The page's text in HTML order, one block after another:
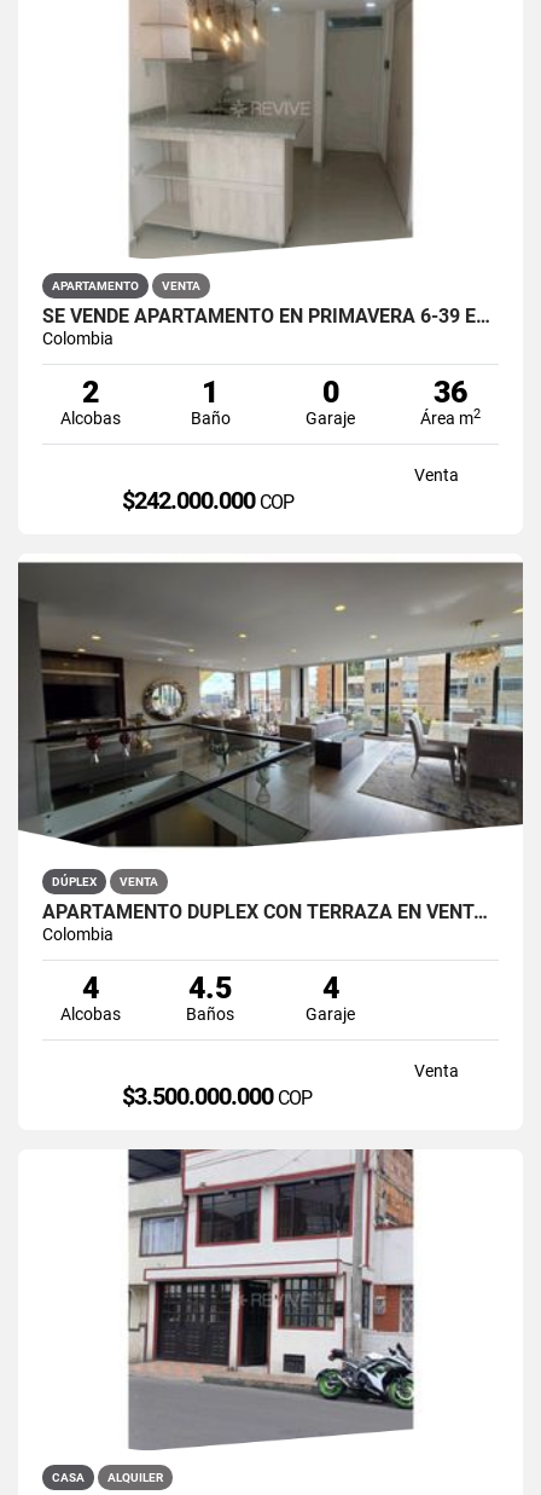
APARTAMENTO VENTA
SE VENDE APARTAMENTO EN PRIMAVERA 6-39 ET 2 PUENTE ARANDA
Colombia
2
Alcobas
1
Baño
0
Garaje
36
Área m2
Venta
$242.000.000 COP
DÚPLEX VENTA
APARTAMENTO DÚPLEX CON TERRAZA EN VENTA BELLA SUIZA USAQUÉN BOGOTÁ
Colombia
4
Alcobas
4.5
Baños
4
Garaje
Venta
$3.500.000.000 COP
CASA ALQUILER